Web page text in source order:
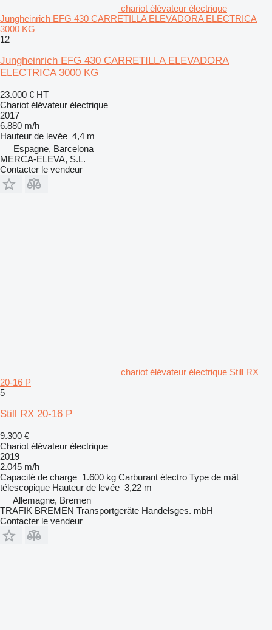
chariot élévateur électrique
Jungheinrich EFG 430 CARRETILLA ELEVADORA ELECTRICA
3000 KG
12
Jungheinrich EFG 430 CARRETILLA ELEVADORA
ELECTRICA 3000 KG
23.000 € HT
Chariot élévateur électrique
2017
6.880 m/h
Hauteur de levée 4,4 m
Espagne, Barcelona
MERCA-ELEVA, S.L.
Contacter le vendeur
chariot élévateur électrique Still RX
20-16 P
5
Still RX 20-16 P
9.300 €
Chariot élévateur électrique
2019
2.045 m/h
Capacité de charge 1.600 kg Carburant électro Type de mât
télescopique Hauteur de levée 3,22 m
Allemagne, Bremen
TRAFIK BREMEN Transportgeräte Handelsges. mbH
Contacter le vendeur